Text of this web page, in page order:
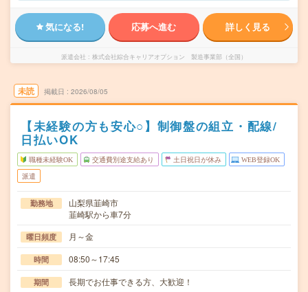
気になる! 応募へ進む 詳しく見る
派遣会社 株式会社綜合キャリアオプション 製造事業部（全国）
未読 掲載日 2026/08/05
【未経験の方も安心○】制御盤の組立・配線/
日払いOK
職種未経験OK 交通費別途支給あり 土日祝日が休み WEB登録OK
派遣
勤務地
山梨県韮崎市
韮崎駅から車7分
曜日頻度 月～金
時間 08:50～17:45
期間 長期でお仕事できる方、大歓迎！